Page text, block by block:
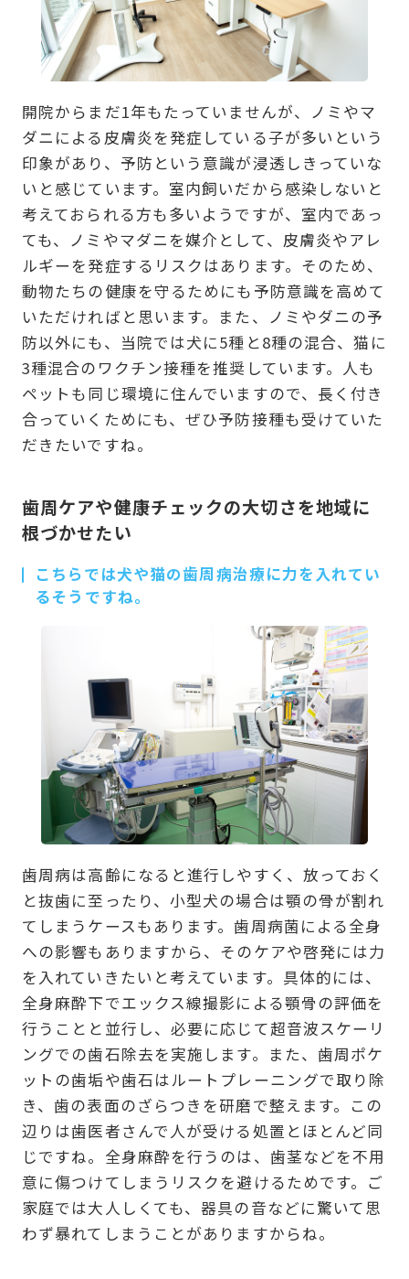
開院からまだ1年もたっていませんが、ノミやマ
ダニによる皮膚炎を発症している子が多いという
印象があり、予防という意識が浸透しきっていな
いと感じています。室内飼いだから感染しないと
考えておられる方も多いようですが、室内であっ
ても、ノミやマダニを媒介として、皮膚炎やアレ
ルギーを発症するリスクはあります。そのため、
動物たちの健康を守るためにも予防意識を高めて
いただければと思います。また、ノミやダニの予
防以外にも、当院では犬に5種と8種の混合、猫に
3種混合のワクチン接種を推奨しています。人も
ペットも同じ環境に住んでいますので、長く付き
合っていくためにも、ぜひ予防接種も受けていた
だきたいですね。
歯周ケアや健康チェックの大切さを地域に
根づかせたい
こちらでは犬や猫の歯周病治療に力を入れてい
るそうですね。
歯周病は高齢になると進行しやすく、放っておく
と抜歯に至ったり、小型犬の場合は顎の骨が割れ
てしまうケースもあります。歯周病菌による全身
への影響もありますから、そのケアや啓発には力
を入れていきたいと考えています。具体的には、
全身麻酔下でエックス線撮影による顎骨の評価を
行うことと並行し、必要に応じて超音波スケーリ
ングでの歯石除去を実施します。また、歯周ポケ
ットの歯垢や歯石はルートプレーニングで取り除
き、歯の表面のざらつきを研磨で整えます。この
辺りは歯医者さんで人が受ける処置とほとんど同
じですね。全身麻酔を行うのは、歯茎などを不用
意に傷つけてしまうリスクを避けるためです。ご
家庭では大人しくても、器具の音などに驚いて思
わず暴れてしまうことがありますからね。